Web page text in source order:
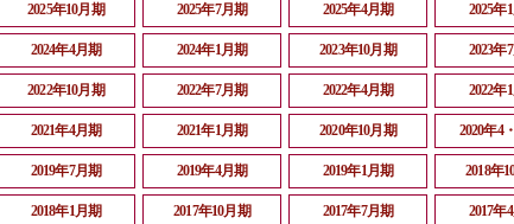
2025年10月期 2025年7月期 2025年4月期 2025年
2024年4月期 2024年1月期 2023年10月期 2023年
2022年10月期 2022年7月期 2022年4月期 2022年
2021年4月期 2021年1月期 2020年10月期 2020年4
2019年7月期 2019年4月期 2019年1月期 2018年
2018年1月期 2017年10月期 2017年7月期 2017年